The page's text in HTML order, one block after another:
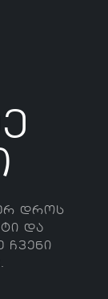
ᲓᲠᲝᲡ
ᲓᲐ